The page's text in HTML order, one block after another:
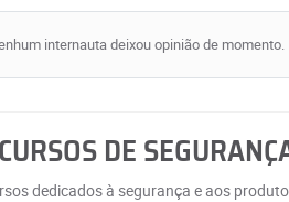
internauta deixou opinião de momento.
DE
dedicados à segurança e aos